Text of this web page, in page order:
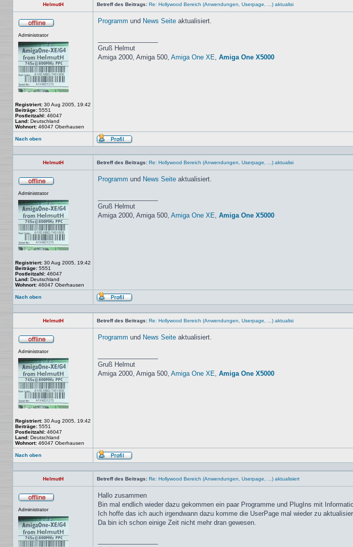
HelmutH
Betreff des Beitrags: Re: Hollywood Bereich (Anwendungen, Userpage, ...) aktualisi
Administrator
Registriert: 30 Aug 2005, 19:42
Beiträge: 5551
Postleitzahl: 46047
Land: Deutschland
Wohnort: 46047 Oberhausen
Programm und News Seite aktualisiert.
Gruß Helmut
Amiga 2000, Amiga 500, Amiga One XE, Amiga One X5000
Nach oben
Profil
HelmutH
Betreff des Beitrags: Re: Hollywood Bereich (Anwendungen, Userpage, ...) aktualisi
Administrator
Registriert: 30 Aug 2005, 19:42
Beiträge: 5551
Postleitzahl: 46047
Land: Deutschland
Wohnort: 46047 Oberhausen
Programm und News Seite aktualisiert.
Gruß Helmut
Amiga 2000, Amiga 500, Amiga One XE, Amiga One X5000
Nach oben
Profil
HelmutH
Betreff des Beitrags: Re: Hollywood Bereich (Anwendungen, Userpage, ...) aktualisi
Administrator
Registriert: 30 Aug 2005, 19:42
Beiträge: 5551
Postleitzahl: 46047
Land: Deutschland
Wohnort: 46047 Oberhausen
Programm und News Seite aktualisiert.
Gruß Helmut
Amiga 2000, Amiga 500, Amiga One XE, Amiga One X5000
Nach oben
Profil
HelmutH
Betreff des Beitrags: Re: Hollywood Bereich (Anwendungen, Userpage, ...) aktualisiert
Administrator
Hallo zusammen
Bin mal endlich wieder dazu gekommen ein paar Programme und PlugIns mit
Ich hoffe das ich auch irgendwann dazu komme die UserPage mal wieder zu
Da bin ich schon einige Zeit nicht mehr dran gewesen.